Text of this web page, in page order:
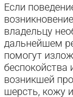
Если
владельцу
дальнейшем
помогут
возникшей
шерсть, кожу